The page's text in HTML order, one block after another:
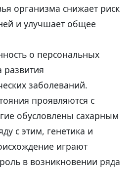
организма снижает риск
и улучшает общее
о персональных
развития
заболеваний.
проявляются с
обусловлены сахарным
с этим, генетика и
играют
в возникновении ряда